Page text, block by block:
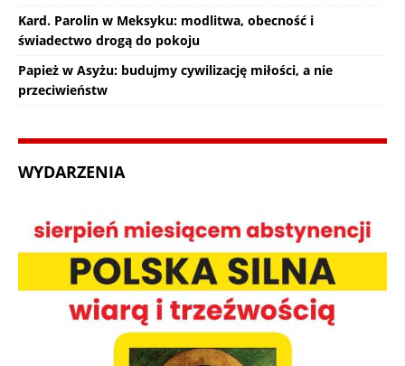
Kard. Parolin w Meksyku: modlitwa, obecność i
świadectwo drogą do pokoju
Papież w Asyżu: budujmy cywilizację miłości, a nie
przeciwieństw
WYDARZENIA